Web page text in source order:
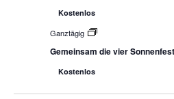
Kostenlos
Ganztägig
Gemeinsam die vier
Kostenlos